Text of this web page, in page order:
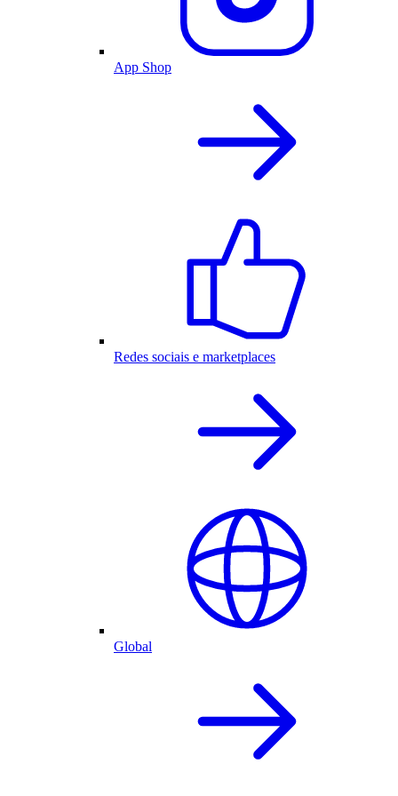
App Shop
Redes sociais e marketplaces
Global